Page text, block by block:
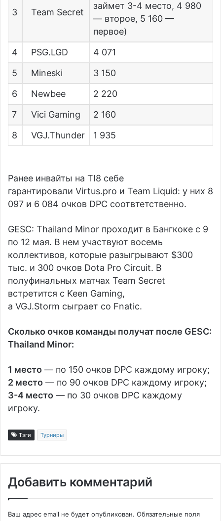
3 Team Secret
займет 3-4 место, 4 980
— второе, 5 160 —
первое)
4
PSG.LGD
4 071
5
Mineski
3 150
6
Newbee
2 220
7
Vici Gaming
2 160
8
VGJ.Thunder 1 935
Ранее инвайты на TI8 себе
гарантировали Virtus.pro и Team Liquid: у них 8
097 и 6 084 очков DPC соотвтетственно.
GESC: Thailand Minor проходит в Бангкоке с 9
по 12 мая. В нем участвуют восемь
коллективов, которые разыгрывают $300
тыс. и 300 очков Dota Pro Circuit. В
полуфинальных матчах Team Secret
встретится с Keen Gaming,
а VGJ.Storm сыграет со Fnatic.
Сколько очков команды получат после GESC:
Thailand Minor:
1 место — по 150 очков DPC каждому игроку;
2 место — по 90 очков DPC каждому игроку;
3-4 место — по 30 очков DPC каждому
игроку.
Тэги Турниры
Добавить комментарий
Ваш адрес email не будет опубликован. Обязательные поля